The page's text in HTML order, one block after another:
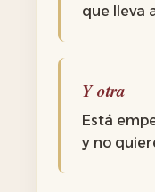
que lleva
Y otra
Está
y no